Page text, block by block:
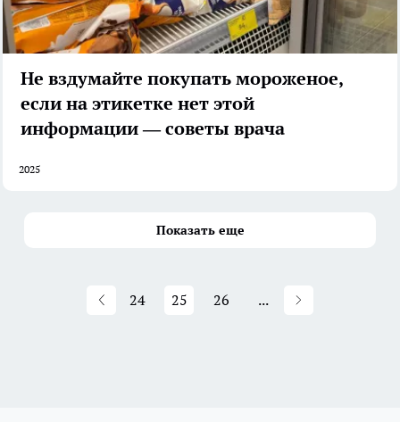
Не вздумайте покупать мороженое,
если на этикетке нет этой
информации — советы врача
2025
Показать еще
24 25 26 ...